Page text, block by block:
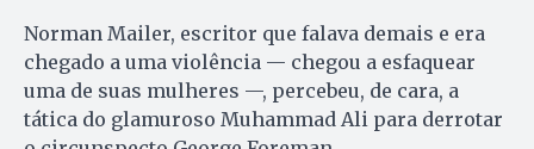
Norman Mailer, escritor que falava demais e era
chegado a uma violência — chegou a esfaquear
uma de suas mulheres —, percebeu, de cara, a
tática do glamuroso Muhammad Ali para derrotar